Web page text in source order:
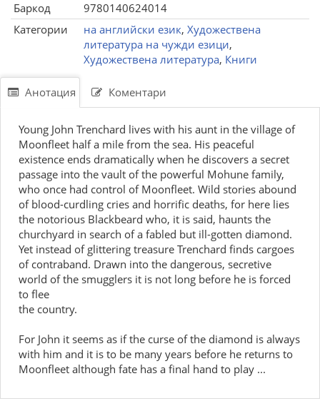
Баркод
9780140624014
Категории
на английски език, Художествена
литература на чужди езици,
Художествена литература, Книги
Анотация Коментари
Young John Trenchard lives with his aunt in the village of
Moonfleet half a mile from the sea. His peaceful
existence ends dramatically when he discovers a secret
passage into the vault of the powerful Mohune family,
who once had control of Moonfleet. Wild stories abound
of blood-curdling cries and horrific deaths, for here lies
the notorious Blackbeard who, it is said, haunts the
churchyard in search of a fabled but ill-gotten diamond.
Yet instead of glittering treasure Trenchard finds cargoes
of contraband. Drawn into the dangerous, secretive
world of the smugglers it is not long before he is forced
to flee
the country.
For John it seems as if the curse of the diamond is always
with him and it is to be many years before he returns to
Moonfleet although fate has a final hand to play ...